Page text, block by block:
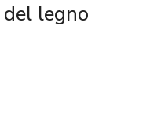
legno